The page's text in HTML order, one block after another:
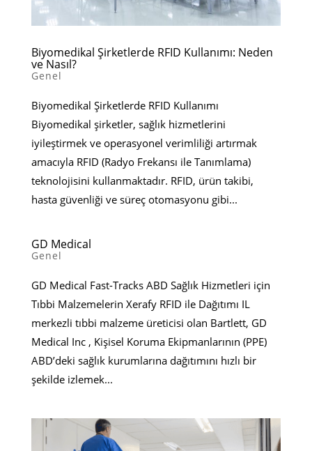
Biyomedikal Şirketlerde RFID Kullanımı: Neden
ve Nasıl?
Genel
Biyomedikal Şirketlerde RFID Kullanımı
Biyomedikal şirketler, sağlık hizmetlerini
iyileştirmek ve operasyonel verimliliği artırmak
amacıyla RFID (Radyo Frekansı ile Tanımlama)
teknolojisini kullanmaktadır. RFID, ürün takibi,
hasta güvenliği ve süreç otomasyonu gibi...
GD Medical
Genel
GD Medical Fast-Tracks ABD Sağlık Hizmetleri için
Tıbbi Malzemelerin Xerafy RFID ile Dağıtımı IL
merkezli tıbbi malzeme üreticisi olan Bartlett, GD
Medical Inc , Kişisel Koruma Ekipmanlarının (PPE)
ABD’deki sağlık kurumlarına dağıtımını hızlı bir
şekilde izlemek...